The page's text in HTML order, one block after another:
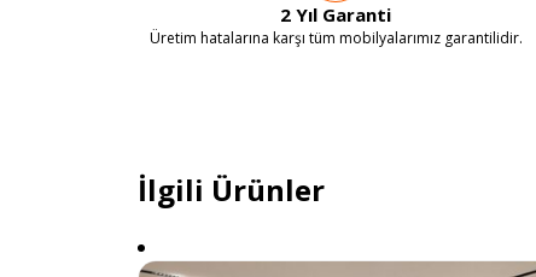
2 Yıl Garanti
Üretim hatalarına karşı tüm mobilyalarımız garantilidir.
İlgili Ürünler